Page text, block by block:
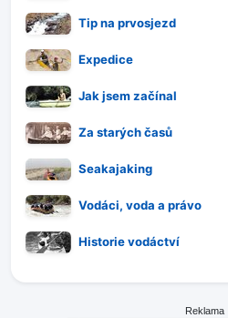
Tip na prvosjezd
Expedice
Jak jsem začínal
Za starých časů
Seakajaking
Vodáci, voda a právo
Historie vodáctví
Reklama